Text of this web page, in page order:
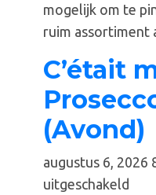
mogelijk om te
ruim assortiment
C’était
(Avond)
augustus 6, 2026
uitgeschakeld